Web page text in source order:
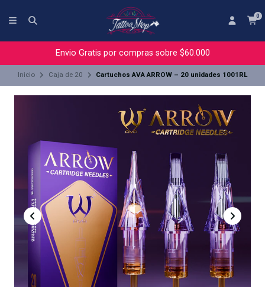
0
Envio Gratis por compras sobre $60.000
Inicio Caja de 20 Cartuchos AVA ARROW – 20 unidades 1001RL